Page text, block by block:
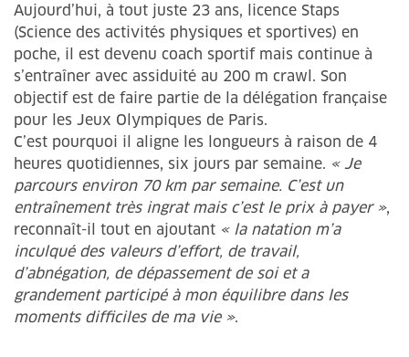
Aujourd’hui, à tout juste 23 ans, licence Staps
(Science des activités physiques et sportives) en
poche, il est devenu coach sportif mais continue à
s’entraîner avec assiduité au 200 m crawl. Son
objectif est de faire partie de la délégation française
pour les Jeux Olympiques de Paris.
C’est pourquoi il aligne les longueurs à raison de 4
heures quotidiennes, six jours par semaine. « Je
parcours environ 70 km par semaine. C’est un
entraînement très ingrat mais c’est le prix à payer »,
reconnaît-il tout en ajoutant « la natation m’a
inculqué des valeurs d’effort, de travail,
d’abnégation, de dépassement de soi et a
grandement participé à mon équilibre dans les
moments difficiles de ma vie ».